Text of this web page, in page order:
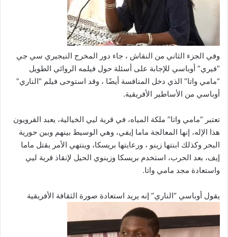
وفي الجزء الثاني من النقاش ، جاء دور المخرج النيجيري سي جي
“فيري” أوباسي للإجابة على أسئلة حول فيلمه الروائي الطويل
“مامي واتا” الذي دخل المنافسة أيضًا ، وقد استوحى فيلم “الناري”
أوباسي من الأساطير الأفريقية.
تعتبر “مامي واتا” ملكة المياه، في قرية ليي الخيالية، يعبد القرويون
هذا الإله، إنها المعالجة ماما إيفي، وهي الوسيط بينهم وبين حورية
البحر وكذلك ابنتها زينو ، ورعايتها بريسكا، وينتهي الأمر بقتل ماما
إيف، بعد الحرب، استخدم بريسكا وزينوي الحيل لإنقاذ قرية ليي
واستعادة مجد مامي واتا.
يقول أوباسي “الناري” إنه يريد استعادة صورة الثقافة الأفريقية